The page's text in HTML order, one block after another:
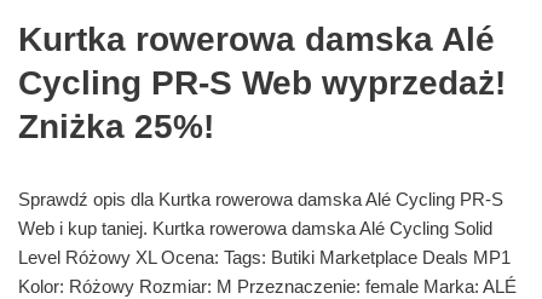
Kurtka rowerowa damska Alé
Cycling PR-S Web wyprzedaż!
Zniżka 25%!
Sprawdź opis dla Kurtka rowerowa damska Alé Cycling PR-S
Web i kup taniej. Kurtka rowerowa damska Alé Cycling Solid
Level Różowy XL Ocena: Tags: Butiki Marketplace Deals MP1
Kolor: Różowy Rozmiar: M Przeznaczenie: female Marka: ALÉ